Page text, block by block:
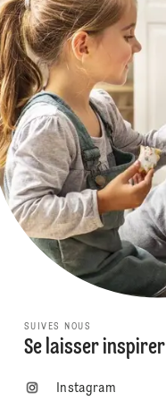
SUIVES NOUS
Se laisser inspirer
Instagram